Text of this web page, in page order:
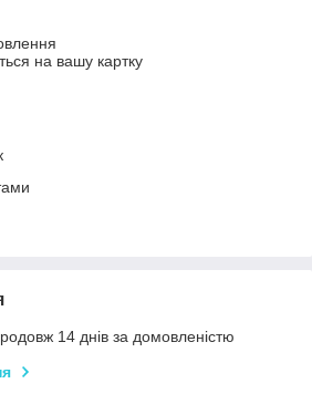
на вашу картку
14 днів за домовленістю